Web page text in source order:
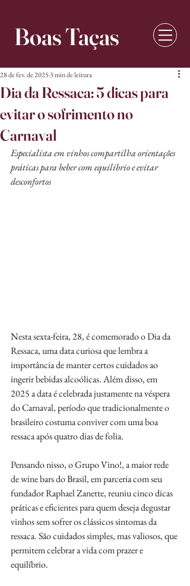
Boas Taças
Dia da Ressaca: 5 dicas para
evitar o sofrimento no
Carnaval
28 de fev. de 20253 min de leitura
Especialista em vinhos compartilha orientações
práticas para beber com equilíbrio e evitar
desconfortos
Nesta sexta-feira, 28, é comemorado o Dia da
Ressaca, uma data curiosa que lembra a
importância de manter certos cuidados ao
ingerir bebidas alcoólicas. Além disso, em
2025 a data é celebrada justamente na véspera
do Carnaval, período que tradicionalmente o
brasileiro costuma conviver com uma boa
ressaca após quatro dias de folia.
Pensando nisso, o Grupo Vino!, a maior rede
de wine bars do Brasil, em parceria com seu
fundador Raphael Zanette, reuniu cinco dicas
práticas e eficientes para quem deseja degustar
vinhos sem sofrer os clássicos sintomas da
ressaca. São cuidados simples, mas valiosos, que
permitem celebrar a vida com prazer e
equilíbrio.